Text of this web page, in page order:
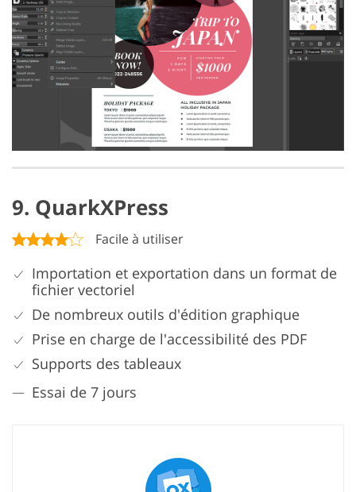
9. QuarkXPress
Facile à utiliser
Importation et exportation dans un format de
fichier vectoriel
De nombreux outils d'édition graphique
Prise en charge de l'accessibilité des PDF
Supports des tableaux
Essai de 7 jours